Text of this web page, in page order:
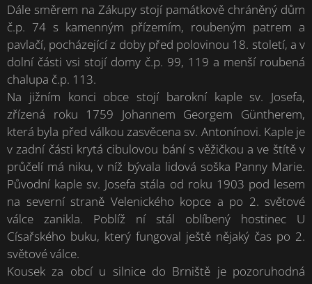
Dále směrem na Zákupy stojí památkově chráněný dům
č.p. 74 s kamenným přízemím, roubeným patrem a
pavlačí, pocházející z doby před polovinou 18. století, a v
dolní části vsi stojí domy č.p. 99, 119 a menší roubená
chalupa č.p. 113.
Na jižním konci obce stojí barokní kaple sv. Josefa,
zřízená roku 1759 Johannem Georgem Güntherem,
která byla před válkou zasvěcena sv. Antonínovi. Kaple je
v zadní části krytá cibulovou bání s věžičkou a ve štítě v
průčelí má niku, v níž bývala lidová soška Panny Marie.
Původní kaple sv. Josefa stála od roku 1903 pod lesem
na severní straně Velenického kopce a po 2. světové
válce zanikla. Poblíž ní stál oblíbený hostinec U
Císařského buku, který fungoval ještě nějaký čas po 2.
světové válce.
Kousek za obcí u silnice do Brniště je pozoruhodná